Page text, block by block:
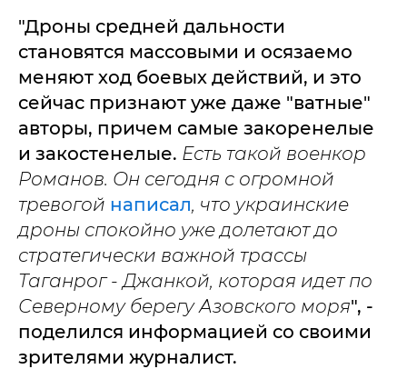
"Дроны средней дальности
становятся массовыми и осязаемо
меняют ход боевых действий, и это
сейчас признают уже даже "ватные"
авторы, причем самые закоренелые
и закостенелые. Есть такой военкор
Романов. Он сегодня с огромной
тревогой написал, что украинские
дроны спокойно уже долетают до
стратегически важной трассы
Таганрог - Джанкой, которая идет по
Северному берегу Азовского моря", -
поделился информацией со своими
зрителями журналист.